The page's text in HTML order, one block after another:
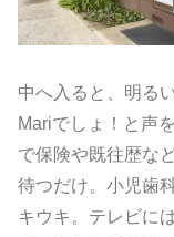
中へ入ると、明る
Mariでしょ！と声
で保険や既往歴な
待つだけ。小児歯
キウキ。テレビに